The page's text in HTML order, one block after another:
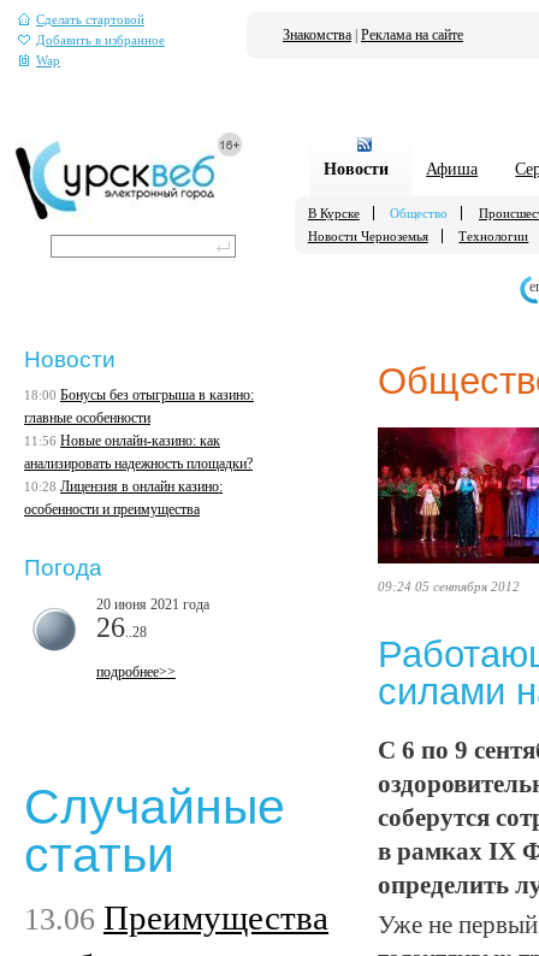
Сделать стартовой
Добавить в избранное
Wap
Знакомства Реклама на сайте
Новости Афиша
В Курске Общество
Новости Черноземья
Технологии
09:24 05 сентября 2012
силами
С 6 по 9
соберутся
в рамках IХ
определить
Уже не первый
Новости
18:00 Бонусы без отыгрыша в казино:
главные особенности
11:56 Новые онлайн-казино: как
анализировать надежность площадки?
10:28 Лицензия в онлайн казино:
особенности и преимущества
Погода
20 июня 2021 года
26 ..28
подробнее>>
Случайные
статьи
13.06 Преимущества